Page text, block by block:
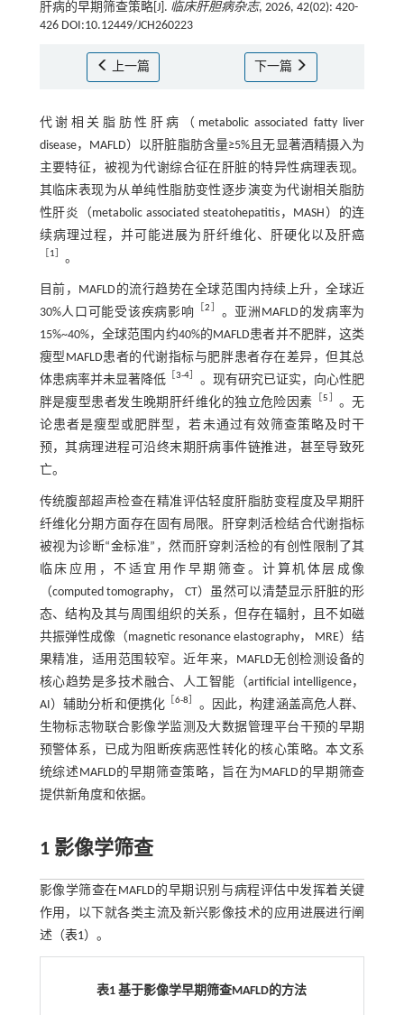
肝病的早期筛查策略[J]. 临床肝胆病杂志, 2026, 42(02): 420-
426 DOI:10.12449/JCH260223
上一篇 下一篇
代谢相关脂肪性肝病（metabolic associated fatty liver
disease，MAFLD）以肝脏脂肪含量≥5%且无显著酒精摄入为
主要特征，被视为代谢综合征在肝脏的特异性病理表现。
其临床表现为从单纯性脂肪变性逐步演变为代谢相关脂肪
性肝炎（metabolic associated steatohepatitis，MASH）的连
续病理过程，并可能进展为肝纤维化、肝硬化以及肝癌
［1］ 。
目前，MAFLD的流行趋势在全球范围内持续上升，全球近
30%人口可能受该疾病影响
［2］ 。亚洲MAFLD的发病率为
15%~40%，全球范围内约40%的MAFLD患者并不肥胖，这类
瘦型MAFLD患者的代谢指标与肥胖患者存在差异，但其总
体患病率并未显著降低 ［3-4］ 。现有研究已证实，向心性肥
胖是瘦型患者发生晚期肝纤维化的独立危险因素 ［5］ 。无
论患者是瘦型或肥胖型，若未通过有效筛查策略及时干
预，其病理进程可沿终末期肝病事件链推进，甚至导致死
亡。
传统腹部超声检查在精准评估轻度肝脂肪变程度及早期肝
纤维化分期方面存在固有局限。肝穿刺活检结合代谢指标
被视为诊断“金标准”，然而肝穿刺活检的有创性限制了其
临床应用，不适宜用作早期筛查。计算机体层成像
（computed tomography， CT）虽然可以清楚显示肝脏的形
态、结构及其与周围组织的关系，但存在辐射，且不如磁
共振弹性成像（magnetic resonance elastography， MRE）结
果精准，适用范围较窄。近年来，MAFLD无创检测设备的
核心趋势是多技术融合、人工智能（artificial intelligence，
AI）辅助分析和便携化 ［6-8］ 。因此，构建涵盖高危人群、
生物标志物联合影像学监测及大数据管理平台干预的早期
预警体系，已成为阻断疾病恶性转化的核心策略。本文系
统综述MAFLD的早期筛查策略，旨在为MAFLD的早期筛查
提供新角度和依据。
1 影像学筛查
影像学筛查在MAFLD的早期识别与病程评估中发挥着关键
作用，以下就各类主流及新兴影像技术的应用进展进行阐
述（表1）。
表1 基于影像学早期筛查MAFLD的方法